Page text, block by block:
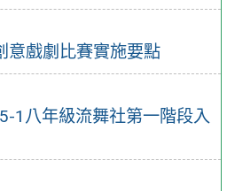
意戲劇比賽實施要點
1八年級流舞社第一階段入